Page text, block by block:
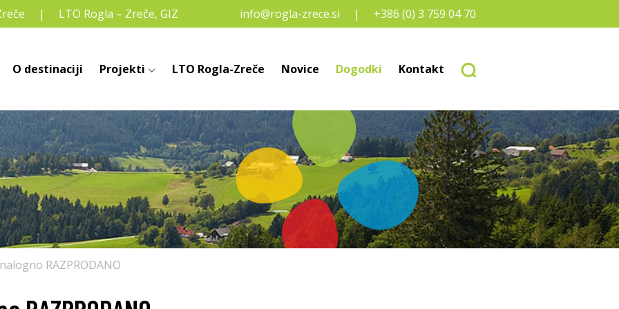
LTO Rogla – Zreče, GIZ info@rogla-zrece.si +386 (0) 3 759 04 70
O destinaciji Projekti LTO Rogla-Zreče Novice Dogodki Kontakt
RAZPRODANO